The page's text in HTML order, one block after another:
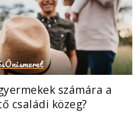
Önismeret
számára a
családi közeg?